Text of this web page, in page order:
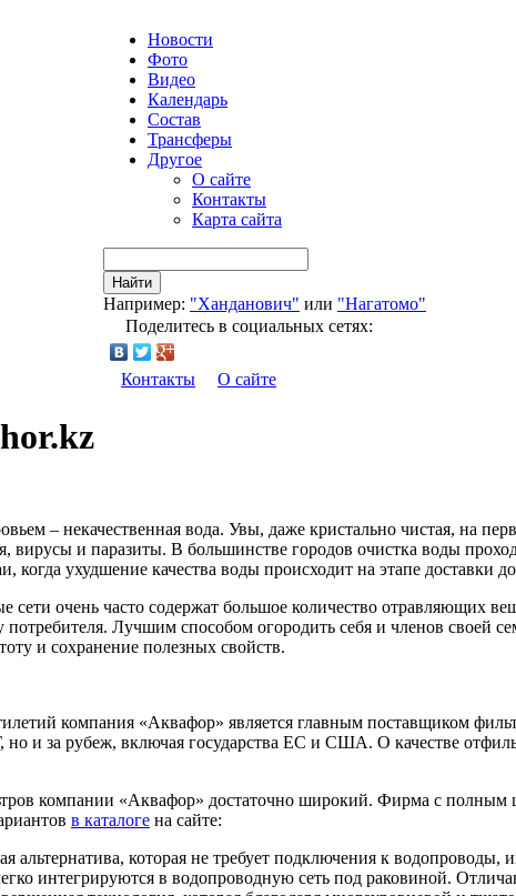
Новости
Фото
Видео
Календарь
Состав
Трансферы
Другое
О сайте
Контакты
Карта сайта
Найти
Например: "Ханданович" или "Нагатомо"
Поделитесь в социальных сетях:
Контакты О сайте
– некачественная вода. Увы, даже кристально чистая, на
вирусы и паразиты. В большинстве городов очистка воды
когда ухудшение качества воды происходит на этапе доставки
сети очень часто содержат большое количество отравляющих
Лучшим способом огородить себя и членов своей
и сохранение полезных свойств.
компания «Аквафор» является главным поставщиком
но и за рубеж, включая государства ЕС и США. О качестве
компании «Аквафор» достаточно широкий. Фирма с полным
в каталоге на сайте:
альтернатива, которая не требует подключения к водопроводы,
интегрируются в водопроводную сеть под раковиной.